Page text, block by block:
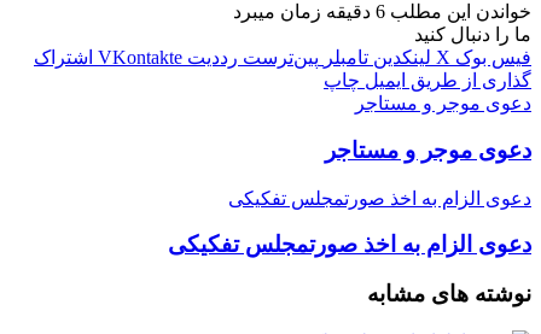
خواندن این مطلب 6 دقیقه زمان میبرد
ما را دنبال کنید
فیس بوک X لینکدین ‫تامبلر ‫پین‌ترست ‫رددیت ‫VKontakte اشتراک
گذاری از طریق ایمیل چاپ
دعوی موجر و مستاجر
دعوی موجر و مستاجر
دعوی الزام به اخذ صورتمجلس تفکیکی
دعوی الزام به اخذ صورتمجلس تفکیکی
نوشته های مشابه